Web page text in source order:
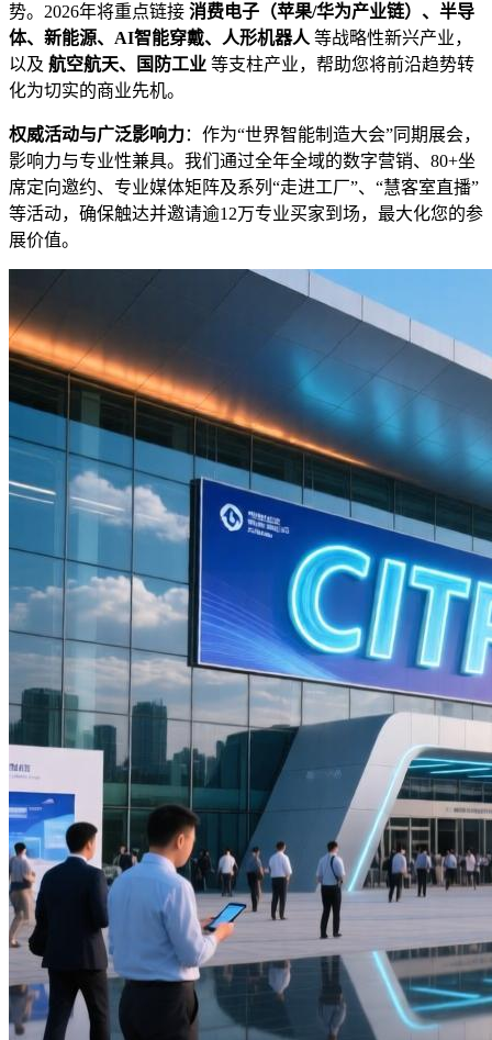
势。2026年将重点链接 消费电子（苹果/华为产业链）、半导
体、新能源、AI智能穿戴、人形机器人 ​ 等战略性新兴产业，
以及 航空航天、国防工业 ​ 等支柱产业，帮助您将前沿趋势转
化为切实的商业先机。
权威活动与广泛影响力：作为“世界智能制造大会”同期展会，
影响力与专业性兼具。我们通过全年全域的数字营销、80+坐
席定向邀约、专业媒体矩阵及系列“走进工厂”、“慧客室直播”
等活动，确保触达并邀请逾12万专业买家到场，最大化您的参
展价值。